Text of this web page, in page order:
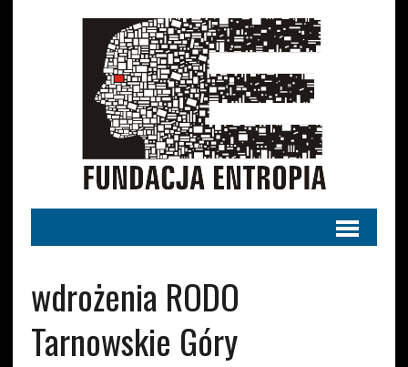
wdrożenia RODO
Tarnowskie Góry